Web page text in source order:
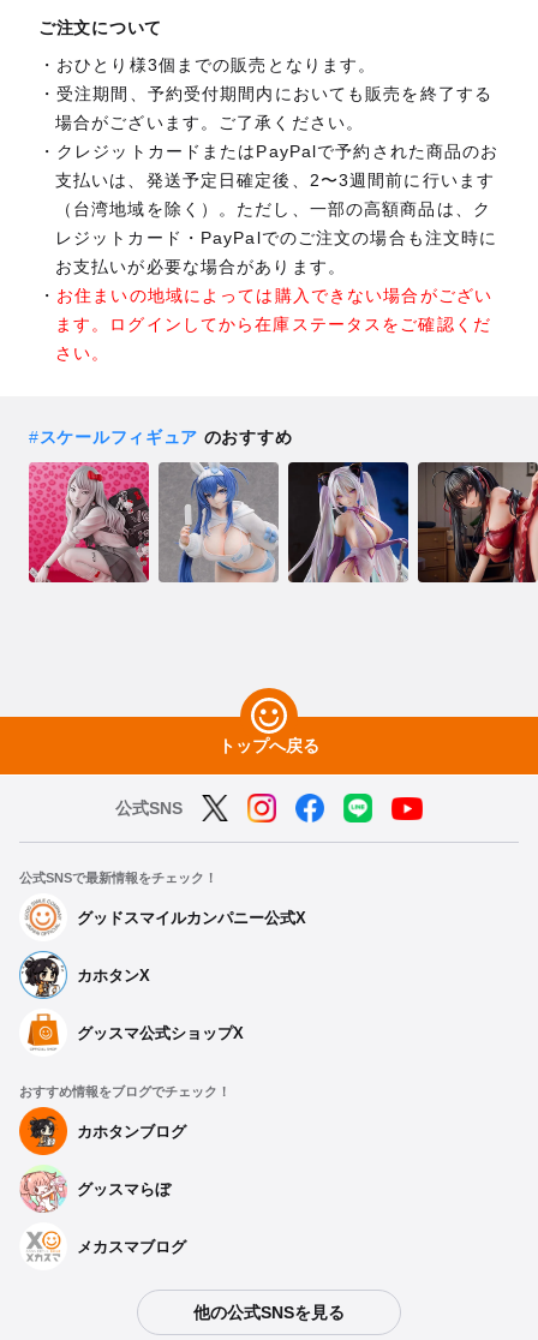
ご注文について
おひとり様3個までの販売となります。
受注期間、予約受付期間内においても販売を終了する
場合がございます。ご了承ください。
クレジットカードまたはPayPalで予約された商品のお
支払いは、発送予定日確定後、2〜3週間前に行います
（台湾地域を除く）。ただし、一部の高額商品は、ク
レジットカード・PayPalでのご注文の場合も注文時に
お支払いが必要な場合があります。
お住まいの地域によっては購入できない場合がござい
ます。ログインしてから在庫ステータスをご確認くだ
さい。
#スケールフィギュア のおすすめ
トップへ戻る
公式SNS
公式SNSで最新情報をチェック！
グッドスマイルカンパニー公式X
カホタンX
グッスマ公式ショップX
おすすめ情報をブログでチェック！
カホタンブログ
グッスマらぼ
メカスマブログ
他の公式SNSを見る